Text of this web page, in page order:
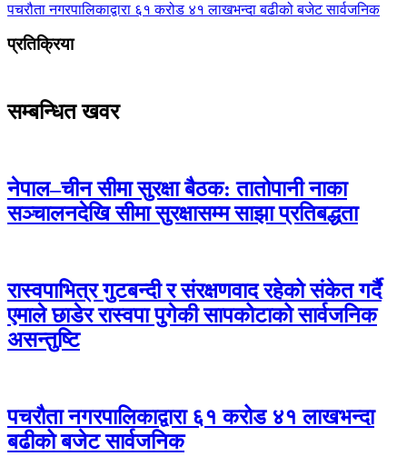
पचरौता नगरपालिकाद्वारा ६१ करोड ४१ लाखभन्दा बढीको बजेट सार्वजनिक
प्रतिक्रिया
सम्बन्धित खवर
नेपाल–चीन सीमा सुरक्षा बैठक: तातोपानी नाका
सञ्चालनदेखि सीमा सुरक्षासम्म साझा प्रतिबद्धता
रास्वपाभित्र गुटबन्दी र संरक्षणवाद रहेको संकेत गर्दै
एमाले छाडेर रास्वपा पुगेकी सापकोटाको सार्वजनिक
असन्तुष्टि
पचरौता नगरपालिकाद्वारा ६१ करोड ४१ लाखभन्दा
बढीको बजेट सार्वजनिक